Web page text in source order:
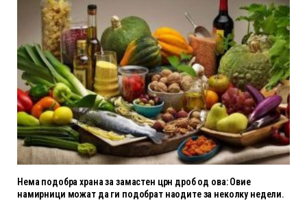
Нема подобра храна за замастен црн дроб од ова: Овие
намирници можат да ги подобрат наодите за неколку недели.